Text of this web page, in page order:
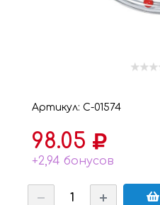
Артикул: С-01574
98.05
+2,94 бонусов